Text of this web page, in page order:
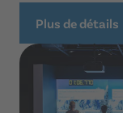
Plus de détails